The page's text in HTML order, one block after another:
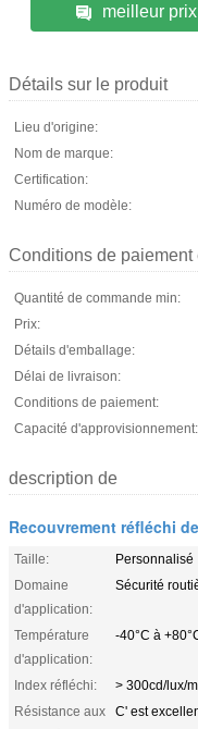
meilleur prix
Détails sur le produit
Lieu d'origine:
Nom de marque:
Certification:
Numéro de modèle:
Conditions de paiement
Quantité de commande min:
Prix:
Détails d'emballage:
Délai de livraison:
Conditions de paiement:
Capacité d'approvisionnement:
description de
Recouvrement réfléchi
Taille:
Personnalisé
Domaine
d'application:
Sécurité
Température
d'application:
-40°C à
Index réfléchi:
> 300cd/lux/
Résistance aux
C' est